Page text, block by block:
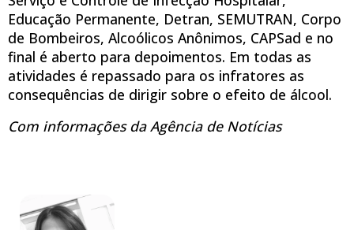
Educação Permanente, Detran, SEMUTRAN, Corpo
de Bombeiros, Alcoólicos Anônimos, CAPSad e no
final é aberto para depoimentos. Em todas as
atividades é repassado para os infratores as
consequências de dirigir sobre o efeito de álcool.
Com informações da Agência de Notícias